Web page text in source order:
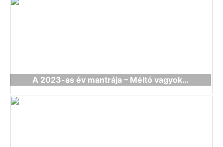
A 2023-as év mantrája – Méltó vagyok…